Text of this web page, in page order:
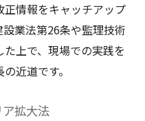
情報をキャッチアップ
業法第26条や監理技術
上で、現場での実践を
近道です。
拡大法